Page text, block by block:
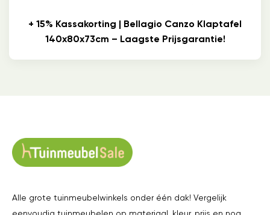
+ 15% Kassakorting | Bellagio Canzo Klaptafel
140x80x73cm – Laagste Prijsgarantie!
Alle grote tuinmeubelwinkels onder één dak! Vergelijk